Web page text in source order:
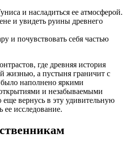
и насладиться ее атмосферой.
и увидеть руины древнего
и почувствовать себя частью
где древняя история
жизнью, а пустыня граничит с
наполнено яркими
и незабываемыми
вернусь в эту удивительную
ее исследование.